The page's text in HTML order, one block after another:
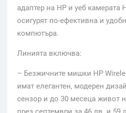
адаптер на HP и уеб камерата
осигурят по-ефективна и
компютъра.
Линията включва:
– Безжичните мишки HP
имат елегантен, модерен
сензор и до 30 месеца живот